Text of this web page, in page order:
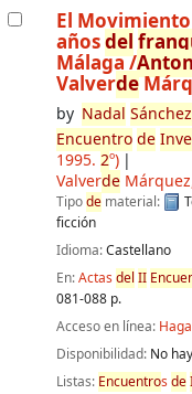
El
añosdel
Málaga/
Valverde
by Nadal
Encuentro de
1995. 2º)
Valverde
Tipodematerial:
ficción
Idioma:Castellano
En:Actasdel II
081-088 p.
Acceso en línea:
Disponibilidad: No
Listas: Encuentrosde